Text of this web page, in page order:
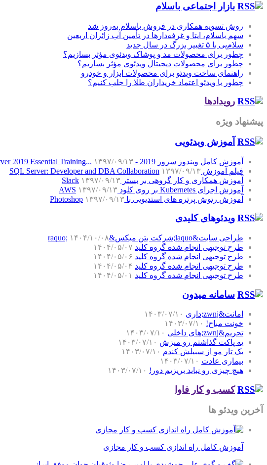
بازار اجتماعی باسلام
روش تسویه همکاری در فروش باسلام به‌روز شد
سهم باسلام، ایتا و غرفه‌دارها در تأمین آب زائران اربعین
سلام‌پی با ۵ تغییر بزرگ در سال جدید
چطور برای محصولات مد و پوشاک ویدئوی مؤثر بسازیم؟
چطور برای محصولات دیجیتال ویدئوی مؤثر بسازیم؟
راهنمای ساخت ویدئو برای محصولات ابزار و خودرو
چطور با ویدئو اعتماد خریداران طلا را جلب کنیم؟
رویدادها
پیشنهاد ویژه
آموزش‌ ویدئویی
آموزش کامل ویندوز سرور 2019 - Windows Server 2019 Essential Training...
۱۳۹۷/۰۹/۱۳
فیلم آموزش SQL Server: Developer and DBA Collaboration ۱۳۹۷/۰۹/۱۳
آموزش همکاری و کار گروهی بر بستر Slack ۱۳۹۷/۰۹/۱۳
آموزش اجرای Kubernetes بر روی کلود AWS
۱۳۹۷/۰۹/۱۳
آموزش رتوش پرتره های استدیویی با Photoshop ۱۳۹۷/۰۹/۱۳
ویدئوهای کلیدی
طراحی سایت&laquo;شرکت بتن میکس&raquo;
۱۴۰۴/۱۰/۰۸
طرح توجیهی انجام شده گروه کلید ۱۴۰۴/۰۵/۰۷
طرح توجیهی انجام شده گروه کلید ۱۴۰۴/۰۵/۰۶
طرح توجیهی انجام شده گروه کلید ۱۴۰۴/۰۵/۰۴
طرح توجیهی انجام شده گروه کلید ۱۴۰۴/۰۵/۰۱
سامانه میدون
امانت&zwnj;داری
۱۴۰۳/۰۷/۱۰
خونت مباح! ۱۴۰۳/۰۷/۱۰
تحریم&zwnj;های داخلی
۱۴۰۳/۰۷/۱۰
یه پاکت گذاشتم رو میزش ۱۴۰۳/۰۷/۱۰
یک تار مو از سبیلش کندم ۱۴۰۳/۰۷/۱۰
بیماری عادت ۱۴۰۳/۰۷/۱۰
هیچ چیزی رو نباید بریزیم دور! ۱۴۰۳/۰۷/۱۰
کسب و کار فاوا
آخرین ویدئو ها
آموزش کامل راه اندازی کسب و کار مجازی